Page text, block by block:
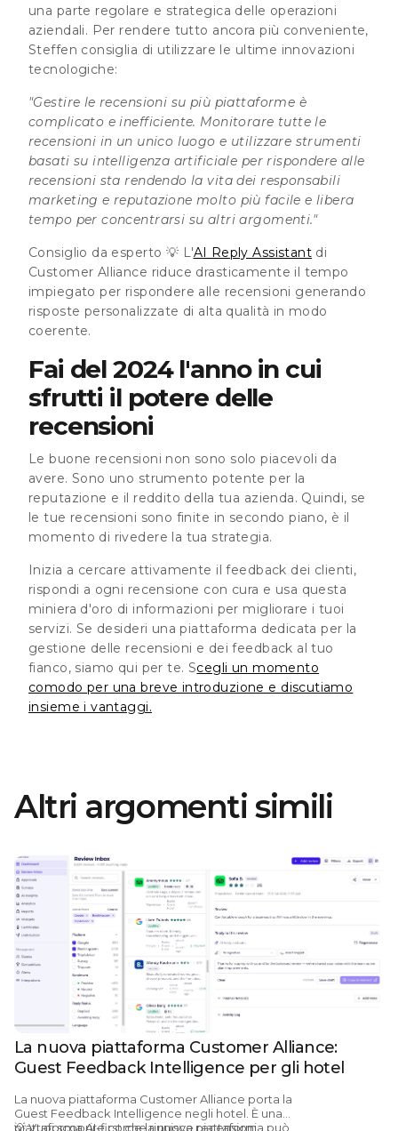
una parte regolare e strategica delle operazioni
aziendali. Per rendere tutto ancora più conveniente,
Steffen consiglia di utilizzare le ultime innovazioni
tecnologiche:
"Gestire le recensioni su più piattaforme è
complicato e inefficiente. Monitorare tutte le
recensioni in un unico luogo e utilizzare strumenti
basati su intelligenza artificiale per rispondere alle
recensioni sta rendendo la vita dei responsabili
marketing e reputazione molto più facile e libera
tempo per concentrarsi su altri argomenti."
Consiglio da esperto 💡 L'AI Reply Assistant di
Customer Alliance riduce drasticamente il tempo
impiegato per rispondere alle recensioni generando
risposte personalizzate di alta qualità in modo
coerente.
Fai del 2024 l'anno in cui
sfrutti il potere delle
recensioni
Le buone recensioni non sono solo piacevoli da
avere. Sono uno strumento potente per la
reputazione e il reddito della tua azienda. Quindi, se
le tue recensioni sono finite in secondo piano, è il
momento di rivedere la tua strategia.
Inizia a cercare attivamente il feedback dei clienti,
rispondi a ogni recensione con cura e usa questa
miniera d'oro di informazioni per migliorare i tuoi
servizi. Se desideri una piattaforma dedicata per la
gestione delle recensioni e dei feedback al tuo
fianco, siamo qui per te. Scegli un momento
comodo per una breve introduzione e discutiamo
insieme i vantaggi.
Altri argomenti simili
La nuova piattaforma Customer Alliance:
Guest Feedback Intelligence per gli hotel
La nuova piattaforma Customer Alliance porta la
Guest Feedback Intelligence negli hotel. È una
piattaforma AI-first che riunisce recensioni,
💡Vuoi scoprire come la nuova piattaforma può